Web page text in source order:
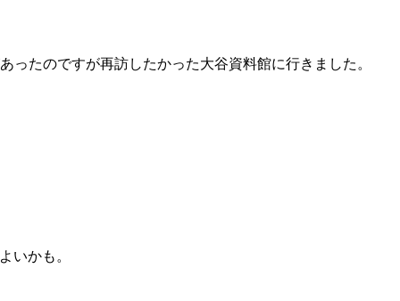
たのですが再訪したかった大谷資料館に行きました。
いかも。